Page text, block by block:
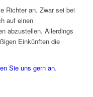
Richter an. Zwar sei bei
auf einen
abzustellen. Allerdings
Einkünften die
Sie uns gern an.